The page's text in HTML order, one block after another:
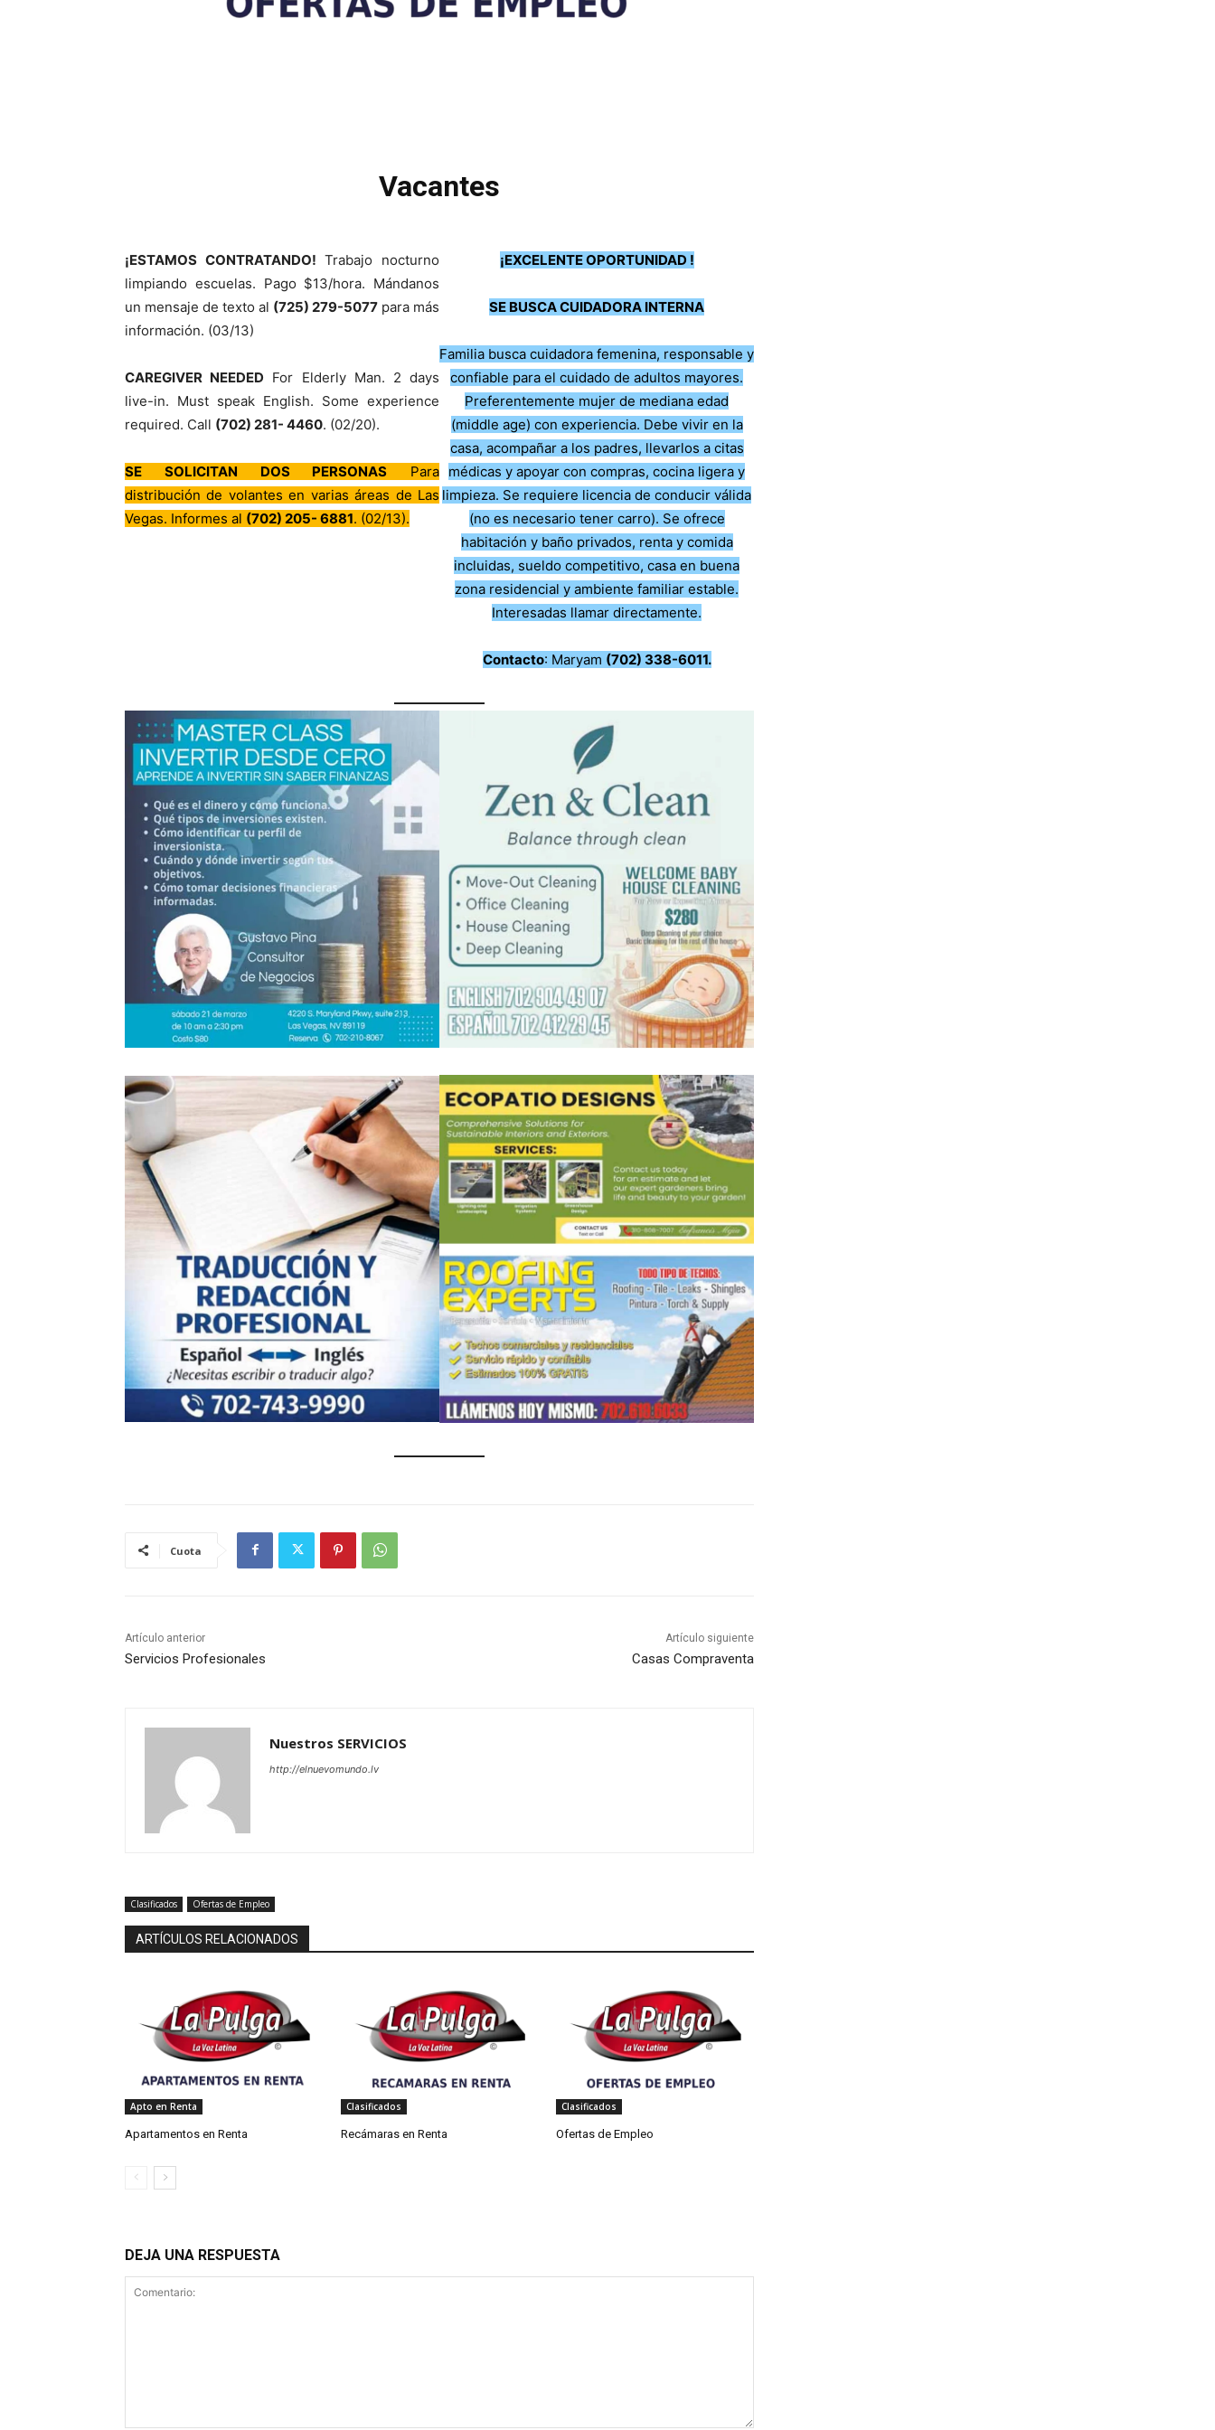
Vacantes
¡ESTAMOS CONTRATANDO! Trabajo nocturno
limpiando escuelas. Pago $13/hora. Mándanos
un mensaje de texto al (725) 279-5077 para más
información. (03/13)
CAREGIVER NEEDED For Elderly Man. 2 days
live-in. Must speak English. Some experience
required. Call (702) 281- 4460. (02/20).
SE SOLICITAN DOS PERSONAS Para
distribución de volantes en varias áreas de Las
Vegas. Informes al (702) 205- 6881. (02/13).
¡EXCELENTE OPORTUNIDAD !
SE BUSCA CUIDADORA INTERNA
Familia busca cuidadora femenina, responsable y
confiable para el cuidado de adultos mayores.
Preferentemente mujer de mediana edad
(middle age) con experiencia. Debe vivir en la
casa, acompañar a los padres, llevarlos a citas
médicas y apoyar con compras, cocina ligera y
limpieza. Se requiere licencia de conducir válida
(no es necesario tener carro). Se ofrece
habitación y baño privados, renta y comida
incluidas, sueldo competitivo, casa en buena
zona residencial y ambiente familiar estable.
Interesadas llamar directamente.
Contacto: Maryam (702) 338-6011.
Cuota
Artículo anterior
Servicios Profesionales
Artículo siguiente
Casas Compraventa
Nuestros SERVICIOS
http://elnuevomundo.lv
Clasificados Ofertas de Empleo
ARTÍCULOS RELACIONADOS
Apto en Renta
Apartamentos en Renta
Clasificados
Recámaras en Renta
Clasificados
Ofertas de Empleo
DEJA UNA RESPUESTA